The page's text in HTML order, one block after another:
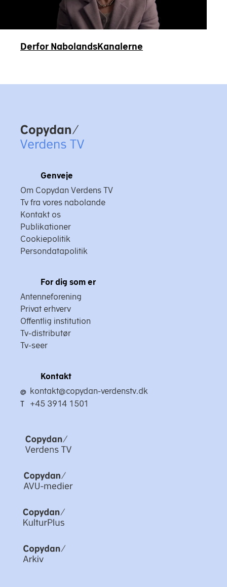
Derfor NabolandsKanalerne
Copydan
Genveje
Om Copydan Verdens TV
Tv fra vores nabolande
Kontakt os
Publikationer
Cookiepolitik
Persondatapolitik
For dig som er
Antenneforening
Privat erhverv
Offentlig institution
Tv-distributør
Tv-seer
Kontakt
@ kontakt@copydan-verdenstv.dk
T +45 3914 1501